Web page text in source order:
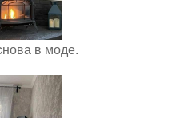
в моде.